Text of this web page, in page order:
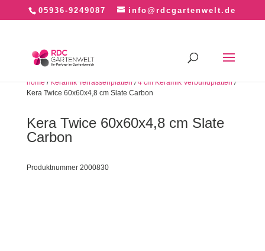
05936-9249087 info@rdcgartenwelt.de
home/Keramik Terrassenplatten/4 cm Keramik Verbundplatten/
Kera Twice 60x60x4,8 cm Slate Carbon
Kera Twice 60x60x4,8 cm Slate
Carbon
Produktnummer 2000830